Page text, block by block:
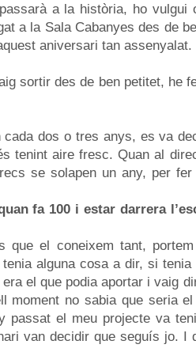
a la història, ho vulgui
a la Sala Cabanyes des de
aniversari tan assenyalat.
sortir des de ben petitet, he
dos o tres anys, es va
tenint aire fresc. Quan al
se solapen un any, per
fa 100 i estar darrera
que el coneixem tant,
alguna cosa a dir, si tenia
el que podia aportar i vaig
moment no sabia que seria
passat el meu projecte va
van decidir que seguís jo. I